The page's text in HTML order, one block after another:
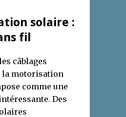
solaire :
fil
câblages
la motorisation
comme une
Des